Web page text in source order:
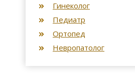
Гинеколог
Педиатр
Ортопед
Невропатолог